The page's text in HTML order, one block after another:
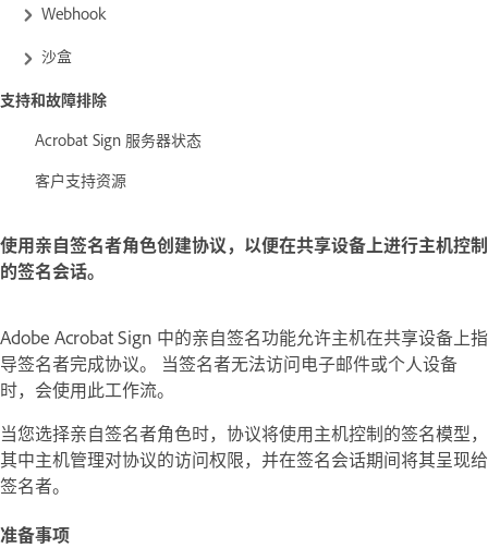
Webhook
沙盒
支持和故障排除
Acrobat Sign 服务器状态
客户支持资源
使用亲自签名者角色创建协议，以便在共享设备上进行主机控制
的签名会话。
Adobe Acrobat Sign 中的亲自签名功能允许主机在共享设备上指
导签名者完成协议。 当签名者无法访问电子邮件或个人设备
时，会使用此工作流。
当您选择亲自签名者角色时，协议将使用主机控制的签名模型，
其中主机管理对协议的访问权限，并在签名会话期间将其呈现给
签名者。
准备事项